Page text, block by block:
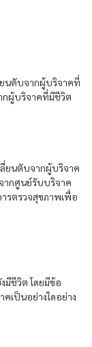
นตับจากผู้บริจาคที่
กผู้บริจาคที่มีชีวิต
ยนตับจากผู้บริจาค
ากศูนย์รับบริจาค
ารตรวจสุขภาพเพื่อ
มีชีวิต โดยมีข้อ
เป็นอย่างใดอย่าง